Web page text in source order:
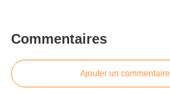
Commentaires
Ajouter un commentaire